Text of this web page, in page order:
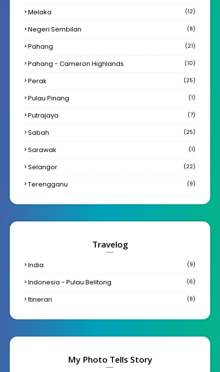
Melaka (12)
Negeri Sembilan (8)
Pahang (21)
Pahang - Cameron Highlands (10)
Perak (25)
Pulau Pinang (1)
Putrajaya (7)
Sabah (25)
Sarawak (1)
Selangor (22)
Terengganu (9)
Travelog
India (9)
Indonesia - Pulau Belitong (6)
Itinerari (8)
My Photo Tells Story